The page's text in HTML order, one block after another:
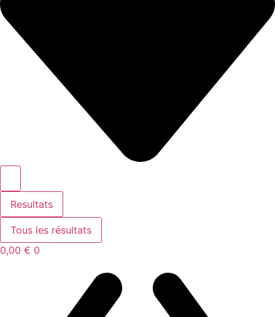
Resultats
Tous les résultats
0,00 € 0